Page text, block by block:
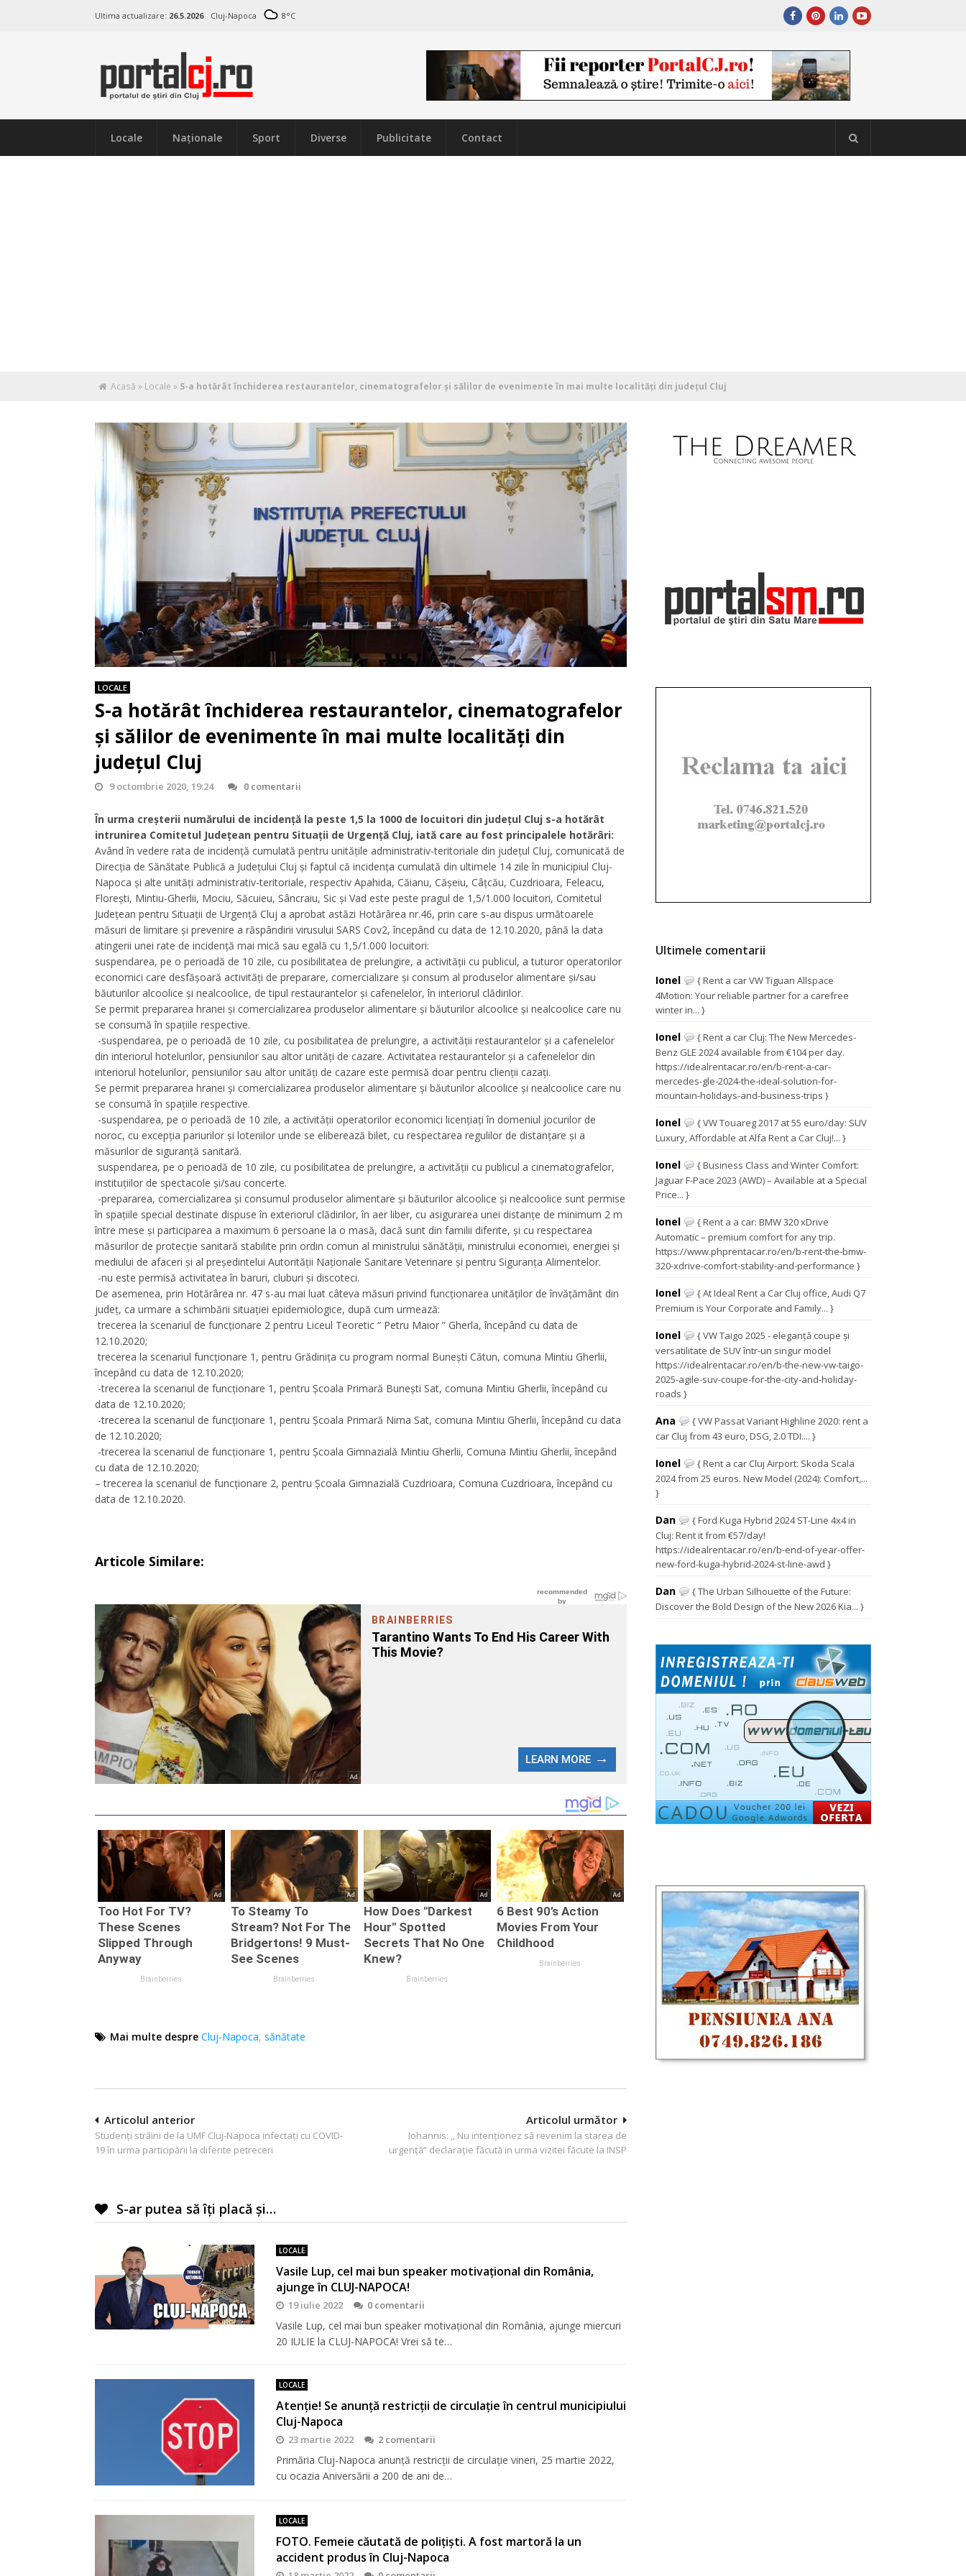
Ultima actualizare: 26.5.2026 Cluj-Napoca 8°C
Locale Naţionale Sport Diverse Publicitate Contact
Acasă » Locale » S-a hotărât închiderea restaurantelor, cinematografelor şi sălilor de evenimente în mai multe localități din județul Cluj
LOCALE
S-a hotărât închiderea restaurantelor, cinematografelor
şi sălilor de evenimente în mai multe localități din
județul Cluj
9 octombrie 2020, 19:24 0 comentarii
În urma creșterii numărului de incidență la peste 1,5 la 1000 de locuitori din județul Cluj s-a hotărât
intrunirea Comitetul Județean pentru Situații de Urgență Cluj, iată care au fost principalele hotărâri:
Având în vedere rata de incidență cumulată pentru unitățile administrativ-teritoriale din județul Cluj, comunicată de
Direcția de Sănătate Publică a Județului Cluj și faptul că incidenţa cumulată din ultimele 14 zile în municipiul Cluj-
Napoca și alte unități administrativ-teritoriale, respectiv Apahida, Căianu, Cășeiu, Câțcău, Cuzdrioara, Feleacu,
Florești, Mintiu-Gherlii, Mociu, Săcuieu, Sâncraiu, Sic și Vad este peste pragul de 1,5/1.000 locuitori, Comitetul
Județean pentru Situații de Urgență Cluj a aprobat astăzi Hotărârea nr.46, prin care s-au dispus următoarele
măsuri de limitare și prevenire a răspândirii virusului SARS Cov2, începând cu data de 12.10.2020, până la data
atingerii unei rate de incidență mai mică sau egală cu 1,5/1.000 locuitori:
suspendarea, pe o perioadă de 10 zile, cu posibilitatea de prelungire, a activităţii cu publicul, a tuturor operatorilor
economici care desfăşoară activităţi de preparare, comercializare şi consum al produselor alimentare şi/sau
băuturilor alcoolice şi nealcoolice, de tipul restaurantelor şi cafenelelor, în interiorul clădirilor.
Se permit prepararea hranei și comercializarea produselor alimentare și băuturilor alcoolice și nealcoolice care nu
se consumă în spațiile respective.
-suspendarea, pe o perioadă de 10 zile, cu posibilitatea de prelungire, a activității restaurantelor și a cafenelelor
din interiorul hotelurilor, pensiunilor sau altor unități de cazare. Activitatea restaurantelor şi a cafenelelor din
interiorul hotelurilor, pensiunilor sau altor unităţi de cazare este permisă doar pentru clienţii cazaţi.
Se permit prepararea hranei și comercializarea produselor alimentare și băuturilor alcoolice și nealcoolice care nu
se consumă în spațiile respective.
-suspendarea, pe o perioadă de 10 zile, a activității operatorilor economici licențiați în domeniul jocurilor de
noroc, cu excepția pariurilor și loteriilor unde se eliberează bilet, cu respectarea regulilor de distanțare și a
măsurilor de siguranță sanitară.
suspendarea, pe o perioadă de 10 zile, cu posibilitatea de prelungire, a activităţii cu publicul a cinematografelor,
instituțiilor de spectacole și/sau concerte.
-prepararea, comercializarea şi consumul produselor alimentare şi băuturilor alcoolice şi nealcoolice sunt permise
în spaţiile special destinate dispuse în exteriorul clădirilor, în aer liber, cu asigurarea unei distanţe de minimum 2 m
între mese şi participarea a maximum 6 persoane la o masă, dacă sunt din familii diferite, şi cu respectarea
măsurilor de protecţie sanitară stabilite prin ordin comun al ministrului sănătăţii, ministrului economiei, energiei şi
mediului de afaceri şi al preşedintelui Autorităţii Naţionale Sanitare Veterinare şi pentru Siguranţa Alimentelor.
-nu este permisă activitatea în baruri, cluburi și discoteci.
De asemenea, prin Hotărârea nr. 47 s-au mai luat câteva măsuri privind funcţionarea unităţilor de învățământ din
județ, ca urmare a schimbării situației epidemiologice, după cum urmează:
trecerea la scenariul de funcționare 2 pentru Liceul Teoretic “ Petru Maior ” Gherla, începând cu data de
12.10.2020;
trecerea la scenariul funcționare 1, pentru Grădinița cu program normal Bunești Cătun, comuna Mintiu Gherlii,
începând cu data de 12.10.2020;
-trecerea la scenariul de funcționare 1, pentru Școala Primară Bunești Sat, comuna Mintiu Gherlii, începând cu
data de 12.10.2020;
-trecerea la scenariul de funcționare 1, pentru Școala Primară Nima Sat, comuna Mintiu Gherlii, începând cu data
de 12.10.2020;
-trecerea la scenariul de funcționare 1, pentru Școala Gimnazială Mintiu Gherlii, Comuna Mintiu Gherlii, începând
cu data de 12.10.2020;
– trecerea la scenariul de funcționare 2, pentru Școala Gimnazială Cuzdrioara, Comuna Cuzdrioara, începând cu
data de 12.10.2020.
Articole Similare:
Mai multe despre Cluj-Napoca, sănătate
Navigare
în
Articolul următor
Iohannis: ,, Nu intenționez să revenim la starea de
urgență” declarație făcută in urma vizitei făcute la INSP
Articolul anterior
Studenți străini de la UMF Cluj-Napoca infectați cu COVID-
19 în urma participării la diferite petreceri
S-ar putea să îți placă și…
LOCALE
Vasile Lup, cel mai bun speaker motivaţional din România,
ajunge în CLUJ-NAPOCA!
19 iulie 2022 0 comentarii
Vasile Lup, cel mai bun speaker motivaţional din România, ajunge miercuri
20 IULIE la CLUJ-NAPOCA! Vrei să te…
LOCALE
Atenție! Se anunță restricții de circulație în centrul municipiului
Cluj-Napoca
23 martie 2022 2 comentarii
Primăria Cluj-Napoca anunță restricții de circulație vineri, 25 martie 2022,
cu ocazia Aniversării a 200 de ani de…
LOCALE
FOTO. Femeie căutată de polițiști. A fost martoră la un
accident produs în Cluj-Napoca
Ultimele comentarii
Ionel
{ Rent a car VW Tiguan Allspace
4Motion: Your reliable partner for a carefree
winter in... }
Ionel
{ Rent a car Cluj: The New Mercedes-
Benz GLE 2024 available from €104 per day.
https://idealrentacar.ro/en/b-rent-a-car-
mercedes-gle-2024-the-ideal-solution-for-
mountain-holidays-and-business-trips }
Ionel
{ VW Touareg 2017 at 55 euro/day: SUV
Luxury, Affordable at Alfa Rent a Car Cluj!... }
Ionel
{ Business Class and Winter Comfort:
Jaguar F-Pace 2023 (AWD) – Available at a Special
Price... }
Ionel
{ Rent a a car: BMW 320 xDrive
Automatic – premium comfort for any trip.
https://www.phprentacar.ro/en/b-rent-the-bmw-
320-xdrive-comfort-stability-and-performance }
Ionel
{ At Ideal Rent a Car Cluj office, Audi Q7
Premium is Your Corporate and Family... }
Ionel
{ VW Taigo 2025 - eleganță coupe și
versatilitate de SUV într-un singur model
https://idealrentacar.ro/en/b-the-new-vw-taigo-
2025-agile-suv-coupe-for-the-city-and-holiday-
roads }
Ana
{ VW Passat Variant Highline 2020: rent a
car Cluj from 43 euro, DSG, 2.0 TDI.... }
Ionel
{ Rent a car Cluj Airport: Skoda Scala
2024 from 25 euros. New Model (2024): Comfort,...
}
Dan
{ Ford Kuga Hybrid 2024 ST-Line 4x4 in
Cluj: Rent it from €57/day!
https://idealrentacar.ro/en/b-end-of-year-offer-
new-ford-kuga-hybrid-2024-st-line-awd }
Dan
{ The Urban Silhouette of the Future:
Discover the Bold Design of the New 2026 Kia... }